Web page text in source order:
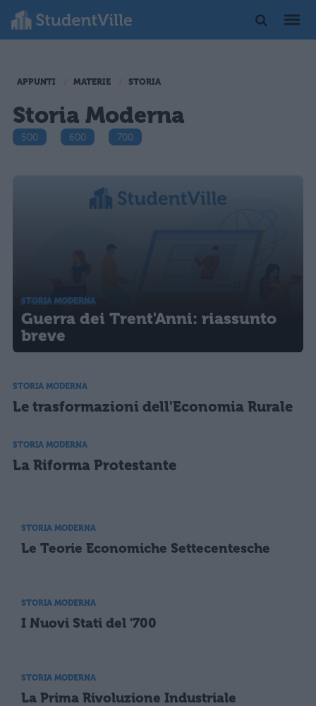
APPUNTI MATERIE STORIA
Storia Moderna
500 600 700
STORIA MODERNA
Guerra dei Trent'Anni: riassunto
breve
STORIA MODERNA
Le trasformazioni dell'Economia Rurale
STORIA MODERNA
La Riforma Protestante
STORIA MODERNA
Le Teorie Economiche Settecentesche
STORIA MODERNA
I Nuovi Stati del '700
STORIA MODERNA
La Prima Rivoluzione Industriale